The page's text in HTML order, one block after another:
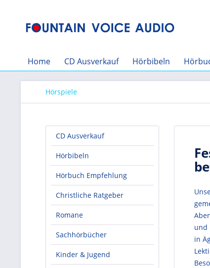
Home CD Ausverkauf Hörbibeln
Hörspiele
CD Ausverkauf
Hörbibeln
Hörbuch Empfehlung
Christliche Ratgeber
Romane
Sachhörbücher
Kinder & Jugend
und
in